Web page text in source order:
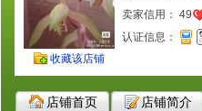
收藏该店铺
卖家信用： 49
认证信息：
店铺首页 店铺简介